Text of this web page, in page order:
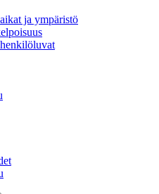
ja ympäristö